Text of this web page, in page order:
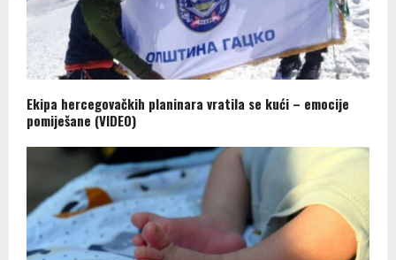
Ekipa hercegovačkih planinara vratila se kući – emocije
pomiješane (VIDEO)